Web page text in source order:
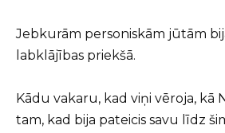
Jebkurām personiskām jūtām
labklājības priekšā.
Kādu vakaru, kad viņi vēroja, kā
tam, kad bija pateicis savu līdz